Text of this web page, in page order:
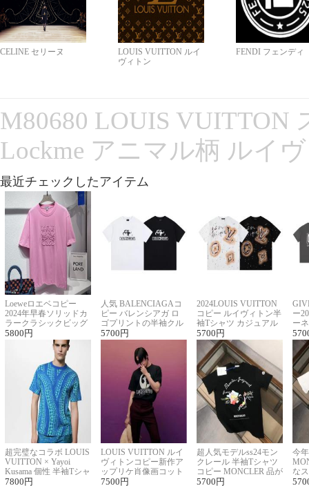
CELINE セリーヌ
LOUIS VUITTON ルイ
ヴィトン
FENDI フェンディ
M80680 LOUIS VUITTON
Lockme アニマル柄 ルイ
最近チェックしたアイテム
Loeweロエベコピー
2024年早春ソリッドカ
ラークラシックビッグ
ロゴ刺繍Tシャツ
5800 円
人気 BALENCIAGAコ
ピー バレンシアガ ロ
ゴプリントの半袖クル
ーネックTシャツ
5700 円
2024LOUIS VUITTON
コピー ルイヴィトン半
袖Tシャツ カジュアル
に馴染む 2色展開
5700 円
ー
ー
ー
超完璧なコラボ LOUIS
VUITTON × Yayoi
Kusama 個性 半袖Tシャ
ツコピー男女兼用
7800 円
LOUIS VUITTON ルイ
ヴィトンコピー新作ア
ップリケ肖像画コット
ンニット半袖Tシャツ
7500 円
超人気モデルss24モン
クレール 半袖Tシャツ
コピー MONCLER 品が
良く見た目
5700 円
今
な
ル